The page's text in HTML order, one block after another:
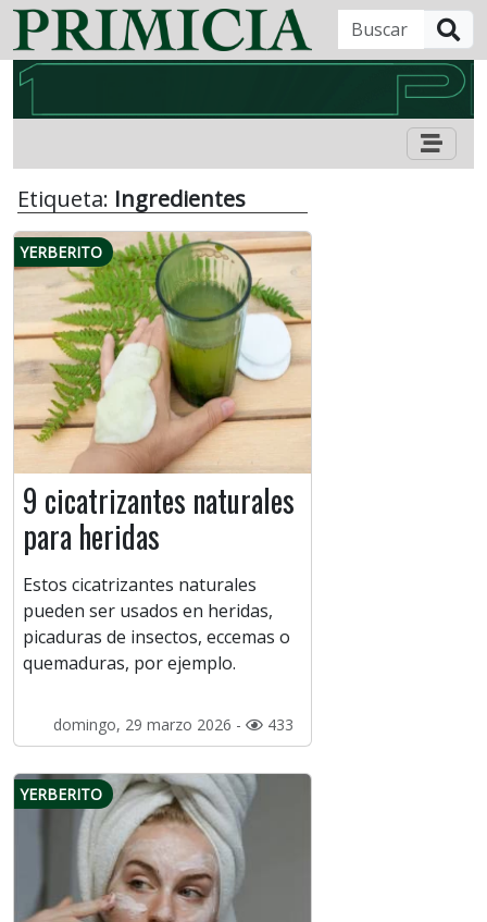
Etiqueta: Ingredientes
YERBERITO
9 cicatrizantes naturales
para heridas
Estos cicatrizantes naturales
pueden ser usados en heridas,
picaduras de insectos, eccemas o
quemaduras, por ejemplo.
domingo, 29 marzo 2026 - 433
YERBERITO